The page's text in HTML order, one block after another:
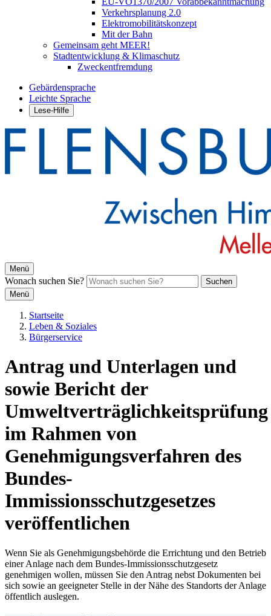
Verkehrsplanung 2.0
Elektromobilitätskonzept
Mit der Bahn
Gemeinsam geht MEER!
Stadtentwicklung & Klimaschutz
Zweckentfremdung
Gebärdensprache
Leichte Sprache
Lese-Hilfe
Menü
Wonach suchen Sie?
Suchen
Menü
Startseite
Leben & Soziales
Bürgerservice
Antrag und Unterlagen und
sowie Bericht der
Umweltverträglichkeitsprüfung
im Rahmen von
Genehmigungsverfahren des
Bundes-
Immissionsschutzgesetzes
veröffentlichen
Wenn Sie als Genehmigungsbehörde die Errichtung und den Betrieb
einer Anlage nach dem Bundes-Immissionsschutzgesetz
genehmigen wollen, müssen Sie den Antrag nebst Dokumenten bei
sich sowie an geeigneter Stelle in der Nähe des Standorts der Anlage
öffentlich auslegen.